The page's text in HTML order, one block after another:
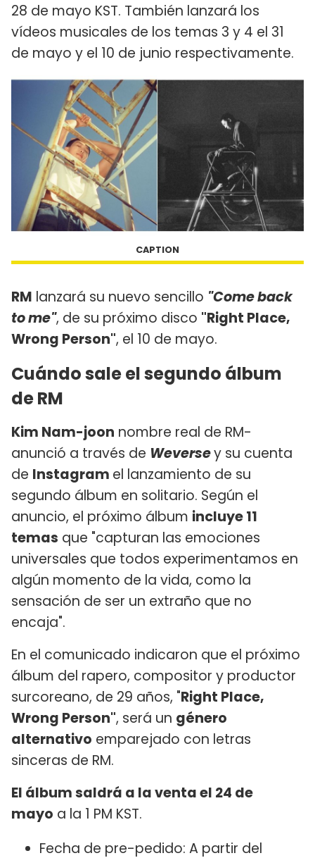
28 de mayo KST. También lanzará los
vídeos musicales de los temas 3 y 4 el 31
de mayo y el 10 de junio respectivamente.
CAPTION
RM lanzará su nuevo sencillo "Come back
to me", de su próximo disco "Right Place,
Wrong Person", el 10 de mayo.
Cuándo sale el segundo álbum
de RM
Kim Nam-joon nombre real de RM-
anunció a través de Weversey su cuenta
de Instagram el lanzamiento de su
segundo álbum en solitario. Según el
anuncio, el próximo álbum incluye 11
temas que "capturan las emociones
universales que todos experimentamos en
algún momento de la vida, como la
sensación de ser un extraño que no
encaja".
En el comunicado indicaron que el próximo
álbum del rapero, compositor y productor
surcoreano, de 29 años, "Right Place,
Wrong Person", será un género
alternativo emparejado con letras
sinceras de RM.
El álbum saldrá a la venta el 24 de
mayo a la 1 PM KST.
Fecha de pre-pedido: A partir del